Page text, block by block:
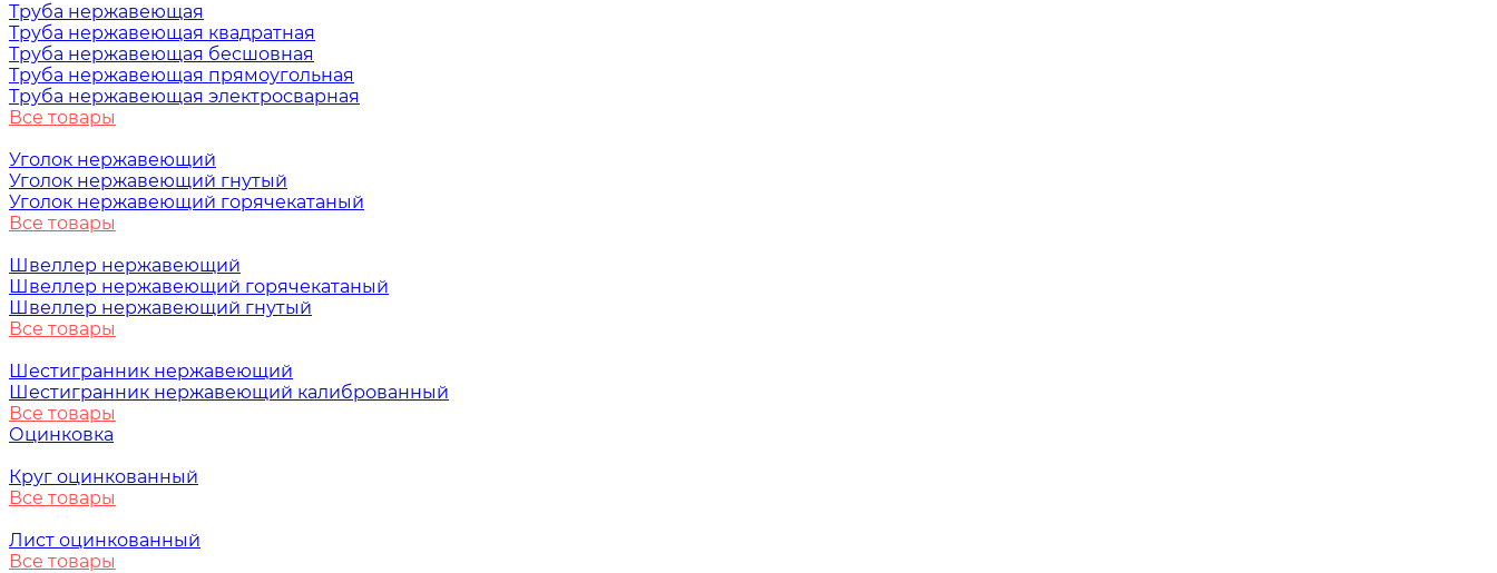
Труба нержавеющая
Труба нержавеющая квадратная
Труба нержавеющая бесшовная
Труба нержавеющая прямоугольная
Труба нержавеющая электросварная
Все товары
Уголок нержавеющий
Уголок нержавеющий гнутый
Уголок нержавеющий горячекатаный
Все товары
Швеллер нержавеющий
Швеллер нержавеющий горячекатаный
Швеллер нержавеющий гнутый
Все товары
Шестигранник нержавеющий
Шестигранник нержавеющий калиброванный
Все товары
Оцинковка
Круг оцинкованный
Все товары
Лист оцинкованный
Все товары